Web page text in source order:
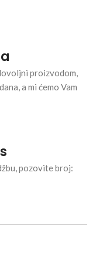
proizvodom,
a mi ćemo Vam
pozovite broj: